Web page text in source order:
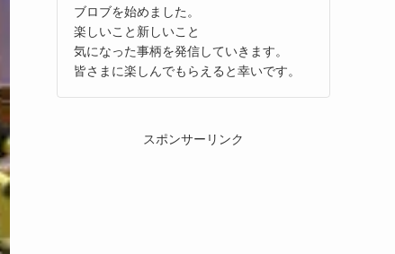
ブロブを始めました。
楽しいこと新しいこと
気になった事柄を発信していきます。
皆さまに楽しんでもらえると幸いです。
スポンサーリンク